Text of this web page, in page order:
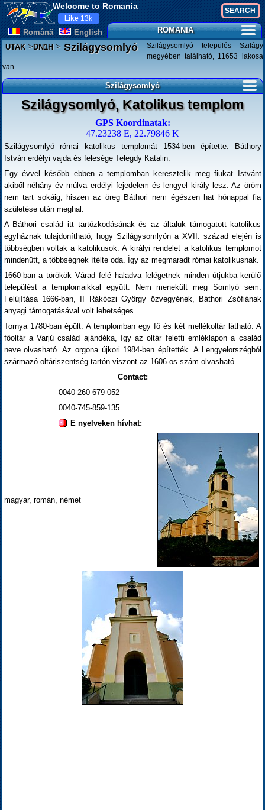
Welcome to Romania
Românã English
Like 13k
ROMANIA
UTAK>DN1H>Szilágysomlyó
Szilágysomlyó település Szilágy
megyében található, 11653 lakosa
van.
Szilágysomlyó
Szilágysomlyó, Katolikus templom
GPS Koordinatak:
47.23238 E, 22.79846 K
Szilágysomlyó római katolikus templomát 1534-ben építette. Báthory
István erdélyi vajda és felesége Telegdy Katalin.
Egy évvel később ebben a templomban keresztelik meg fiukat Istvánt
akiből néhány év múlva erdélyi fejedelem és lengyel király lesz. Az öröm
nem tart sokáig, hiszen az öreg Báthori nem égészen hat hónappal fia
születése után meghal.
A Báthori család itt tartózkodásának és az általuk támogatott katolikus
egyháznak tulajdonítható, hogy Szilágysomlyón a XVII. század elején is
többségben voltak a katolikusok. A királyi rendelet a katolikus templomot
mindenütt, a többségnek ítélte oda. Így az megmaradt római katolikusnak.
1660-ban a törökök Várad felé haladva felégetnek minden útjukba kerülő
települést a templomaikkal együtt. Nem menekült meg Somlyó sem.
Felújítása 1666-ban, II Rákóczi György özvegyének, Báthori Zsófiának
anyagi támogatásával volt lehetséges.
Tornya 1780-ban épült. A templomban egy fő és két mellékoltár látható. A
főoltár a Varjú család ajándéka, így az oltár feletti emléklapon a család
neve olvasható. Az orgona újkori 1984-ben építették. A Lengyelorszégból
származó oltáriszentség tartón viszont az 1606-os szám olvasható.
Contact:
0040-260-679-052
0040-745-859-135
E nyelveken hívhat:
magyar, román, német